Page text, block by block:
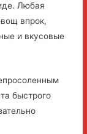
Любая
впрок,
и вкусовые
быстрого